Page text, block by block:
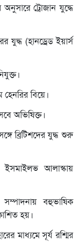
ট্রোজান যুদ্ধে
যুদ্ধ (হানড্রেড ইয়ার্স
বিয়ে।
অভিষিক্ত।
ব্রিটিশদের যুদ্ধ শুরু
ইসমাইলভ আলাস্কায়
বহুভাষিক
হয়।
মাধ্যমে সূর্য রশ্মির